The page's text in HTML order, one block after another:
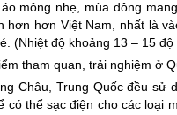
mỏng nhẹ, mùa đông
hơn hơn Việt Nam, nhất là
(Nhiệt độ khoảng 13 – 15 độ
tham quan, trải nghiệm ở
Châu, Trung Quốcđều sử
thể sạc điện cho các loại